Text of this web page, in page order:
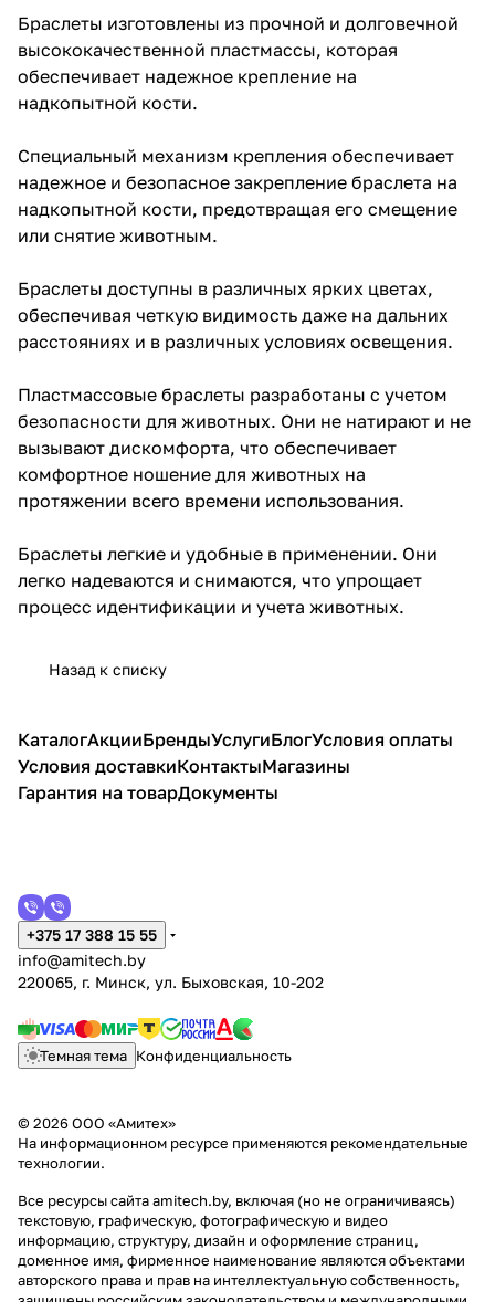
Браслеты изготовлены из прочной и долговечной
высококачественной пластмассы, которая
обеспечивает надежное крепление на
надкопытной кости.
Специальный механизм крепления обеспечивает
надежное и безопасное закрепление браслета на
надкопытной кости, предотвращая его смещение
или снятие животным.
Браслеты доступны в различных ярких цветах,
обеспечивая четкую видимость даже на дальних
расстояниях и в различных условиях освещения.
Пластмассовые браслеты разработаны с учетом
безопасности для животных. Они не натирают и не
вызывают дискомфорта, что обеспечивает
комфортное ношение для животных на
протяжении всего времени использования.
Браслеты легкие и удобные в применении. Они
легко надеваются и снимаются, что упрощает
процесс идентификации и учета животных.
Назад к списку
КаталогАкцииБрендыУслугиБлогУсловия оплаты
Условия доставкиКонтактыМагазины
Гарантия на товарДокументы
+375 17 388 15 55
info@amitech.by
220065, г. Минск, ул. Быховская, 10-202
Темная тема Конфиденциальность
© 2026 ООО «Амитех»
На информационном ресурсе применяются рекомендательные
технологии.
Все ресурсы сайта amitech.by, включая (но не ограничиваясь)
текстовую, графическую, фотографическую и видео
информацию, структуру, дизайн и оформление страниц,
доменное имя, фирменное наименование являются объектами
авторского права и прав на интеллектуальную собственность,